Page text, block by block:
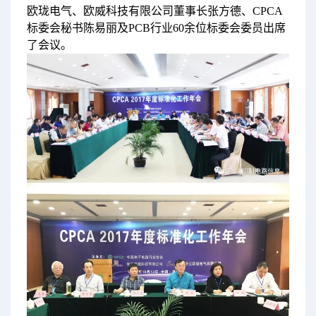
欧珑电气、欧威科技有限公司董事长张方德、CPCA
标委会秘书陈易丽及PCB行业60余位标委会委员出席
了会议。